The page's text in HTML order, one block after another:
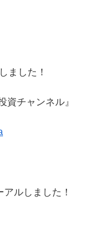
ました！
資チャンネル』
ルしました！